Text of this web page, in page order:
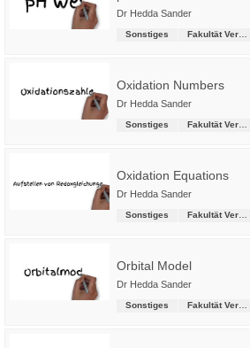
Dr Hedda Sander
Sonstiges
Oxidation Numbers
Dr Hedda Sander
Sonstiges
Oxidation Equations
Dr Hedda Sander
Sonstiges
Orbital Model
Dr Hedda Sander
Sonstiges